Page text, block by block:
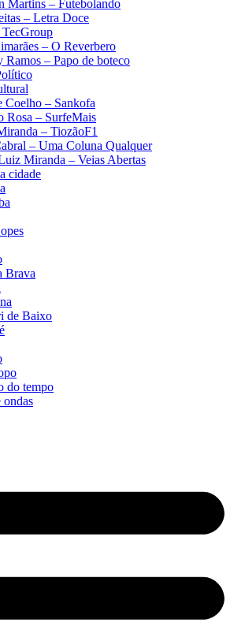
Martins – Futebolando
– Letra Doce
– O Reverbero
Ramos​ – Papo de boteco
Coelho – Sankofa
Rosa​ – SurfeMais
– TiozãoF1
– Uma Coluna Qualquer
Miranda – Veias Abertas
cidade
Brava
de Baixo
do tempo
ondas